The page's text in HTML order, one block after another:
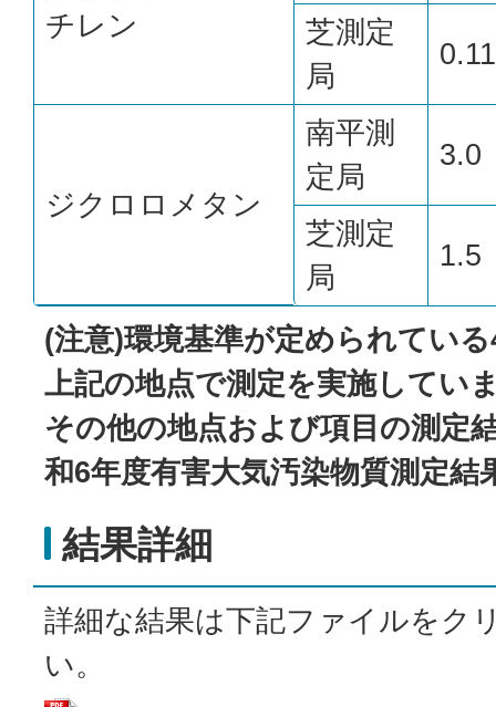
チレン
芝測定
局
0.11
ジクロロメタン
南平測
定局
3.0
芝測定
局
1.5
(注意)環境基準が定められてい
上記の地点で測定を実施してい
その他の地点および項目の測定
和6年度有害大気汚染物質測定結
結果詳細
詳細な結果は下記ファイルをク
い。